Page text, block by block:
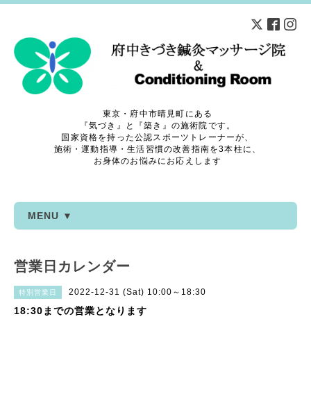
東京・府中市晴見町にある
『気づき』と『築き』の施術院です。
国家資格を持った公認スポーツトレーナーが、
施術・運動指導・生活習慣の改善指南を3本柱に、
お身体のお悩みにお応えします
MENU ▼
営業日カレンダー
特別営業日 2022-12-31 (Sat) 10:00～18:30
18:30までの営業となります